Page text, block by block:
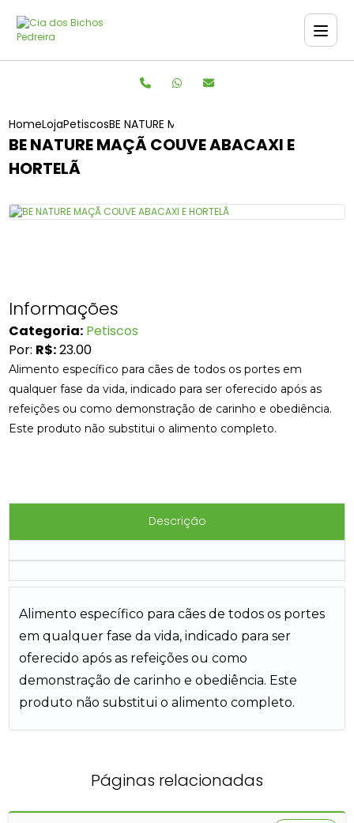
HomeLojaPetiscosBE NATURE MAÇÃ COUVE ABACAXI E HORTELÃ
BE NATURE MAÇÃ COUVE ABACAXI E
HORTELÃ
Informações
Categoria: Petiscos
Por: R$:23.00
Alimento específico para cães de todos os portes em
qualquer fase da vida, indicado para ser oferecido após as
refeições ou como demonstração de carinho e obediência.
Este produto não substitui o alimento completo.
Descrição
Alimento específico para cães de todos os portes
em qualquer fase da vida, indicado para ser
oferecido após as refeições ou como
demonstração de carinho e obediência. Este
produto não substitui o alimento completo.
Páginas relacionadas